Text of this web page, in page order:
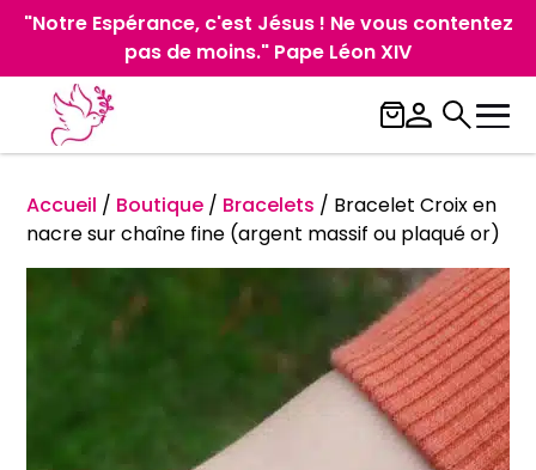
"Notre Espérance, c'est Jésus ! Ne vous contentez
pas de moins." Pape Léon XIV
Accueil / Boutique / Bracelets / Bracelet Croix en
nacre sur chaîne fine (argent massif ou plaqué or)